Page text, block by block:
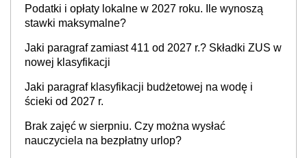
Podatki i opłaty lokalne w 2027 roku. Ile wynoszą
stawki maksymalne?
Jaki paragraf zamiast 411 od 2027 r.? Składki ZUS w
nowej klasyfikacji
Jaki paragraf klasyfikacji budżetowej na wodę i
ścieki od 2027 r.
Brak zajęć w sierpniu. Czy można wysłać
nauczyciela na bezpłatny urlop?